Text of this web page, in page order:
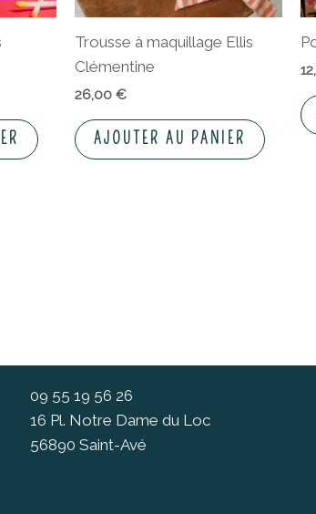
Trousse à maquillage Ellis
Clémentine
26,00 €
AJOUTER AU PANIER
09 55 19 56 26
16 Pl. Notre Dame du Loc
56890 Saint-Avé